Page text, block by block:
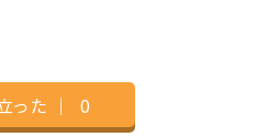
った ｜ 0